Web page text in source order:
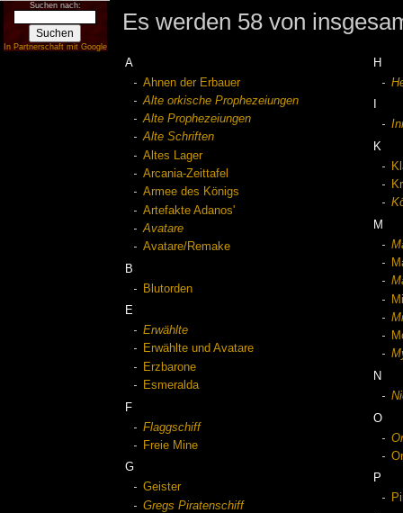
Suchen nach:
In Partnerschaft mit Google
Es werden 58 von
A
Ahnen der Erbauer
Alte orkische Prophezeiungen
Alte Prophezeiungen
Alte Schriften
Altes Lager
Arcania-Zeittafel
Armee des Königs
Artefakte Adanos'
Avatare
Avatare/Remake
B
Blutorden
E
Erwählte
Erwählte und Avatare
Erzbarone
Esmeralda
F
Flaggschiff
Freie Mine
G
Geister
Gregs Piratenschiff
H
K
M
N
O
P